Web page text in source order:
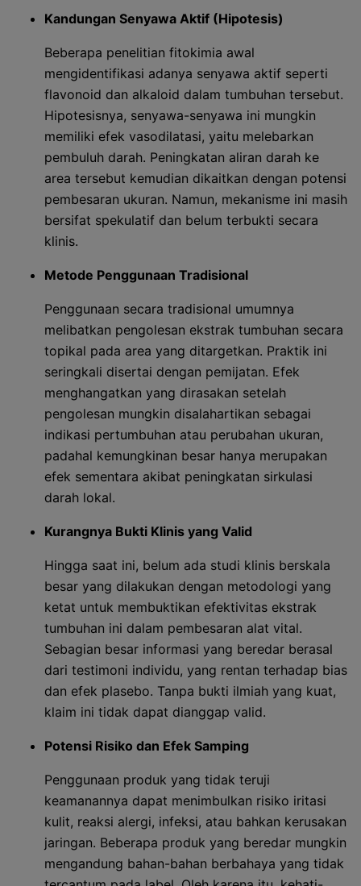
Kandungan Senyawa Aktif (Hipotesis)
Beberapa penelitian fitokimia awal
mengidentifikasi adanya senyawa aktif seperti
flavonoid dan alkaloid dalam tumbuhan tersebut.
Hipotesisnya, senyawa-senyawa ini mungkin
memiliki efek vasodilatasi, yaitu melebarkan
pembuluh darah. Peningkatan aliran darah ke
area tersebut kemudian dikaitkan dengan potensi
pembesaran ukuran. Namun, mekanisme ini masih
bersifat spekulatif dan belum terbukti secara
klinis.
Metode Penggunaan Tradisional
Penggunaan secara tradisional umumnya
melibatkan pengolesan ekstrak tumbuhan secara
topikal pada area yang ditargetkan. Praktik ini
seringkali disertai dengan pemijatan. Efek
menghangatkan yang dirasakan setelah
pengolesan mungkin disalahartikan sebagai
indikasi pertumbuhan atau perubahan ukuran,
padahal kemungkinan besar hanya merupakan
efek sementara akibat peningkatan sirkulasi
darah lokal.
Kurangnya Bukti Klinis yang Valid
Hingga saat ini, belum ada studi klinis berskala
besar yang dilakukan dengan metodologi yang
ketat untuk membuktikan efektivitas ekstrak
tumbuhan ini dalam pembesaran alat vital.
Sebagian besar informasi yang beredar berasal
dari testimoni individu, yang rentan terhadap bias
dan efek plasebo. Tanpa bukti ilmiah yang kuat,
klaim ini tidak dapat dianggap valid.
Potensi Risiko dan Efek Samping
Penggunaan produk yang tidak teruji
keamanannya dapat menimbulkan risiko iritasi
kulit, reaksi alergi, infeksi, atau bahkan kerusakan
jaringan. Beberapa produk yang beredar mungkin
mengandung bahan-bahan berbahaya yang tidak